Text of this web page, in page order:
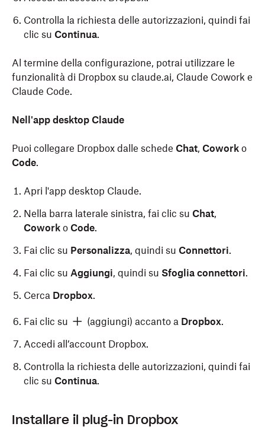
Controlla la richiesta delle autorizzazioni, quindi fai
clic su Continua.
Al termine della configurazione, potrai utilizzare le
funzionalità di Dropbox su claude.ai, Claude Cowork e
Claude Code.
Nell'app desktop Claude
Puoi collegare Dropbox dalle schede Chat, Cowork o
Code.
Apri l'app desktop Claude.
Nella barra laterale sinistra, fai clic su Chat,
Cowork o Code.
Fai clic su Personalizza, quindi su Connettori.
Fai clic su Aggiungi, quindi su Sfoglia connettori.
Cerca Dropbox.
Fai clic su (aggiungi) accanto a Dropbox.
Accedi all’account Dropbox.
Controlla la richiesta delle autorizzazioni, quindi fai
clic su Continua.
Installare il plug-in Dropbox